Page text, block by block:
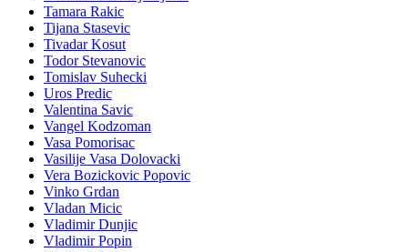
Tamara Rakic
Tijana Stasevic
Tivadar Kosut
Todor Stevanovic
Tomislav Suhecki
Uros Predic
Valentina Savic
Vangel Kodzoman
Vasa Pomorisac
Vasilije Vasa Dolovacki
Vera Bozickovic Popovic
Vinko Grdan
Vladan Micic
Vladimir Dunjic
Vladimir Popin